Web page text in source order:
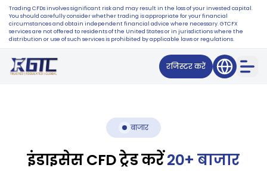
Trading CFDs involves significant risk and may result in the loss of your invested capital.
You should carefully consider whether trading is appropriate for your financial
circumstances and obtain independent financial advice where necessary. GTCFX
services are not offered to residents of the United States or in jurisdictions where the
distribution or use of such services is prohibited by applicable laws or regulations.
रजिस्टर करें
बाजार
इंडाइसेस CFD ट्रेड करें20+ बाजार